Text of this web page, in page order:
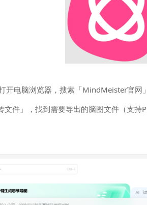
开电脑浏览器，搜索「MindMeister官
件」，找到需要导出的脑图文件（支